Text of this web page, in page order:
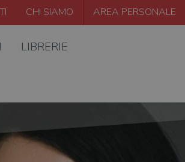
CHI SIAMO AREA PERSONALE
LIBRERIE